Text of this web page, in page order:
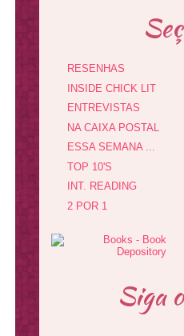
RESENHAS
INSIDE CHICK LIT
ENTREVISTAS
NA CAIXA POSTAL
ESSA SEMANA ...
TOP 10'S
INT. READING
2 POR 1
Siga